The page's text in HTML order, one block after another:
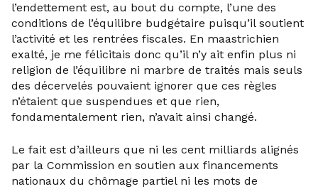
l’endettement est, au bout du compte, l’une des
conditions de l’équilibre budgétaire puisqu’il soutient
l’activité et les rentrées fiscales. En maastrichien
exalté, je me félicitais donc qu’il n’y ait enfin plus ni
religion de l’équilibre ni marbre de traités mais seuls
des décervelés pouvaient ignorer que ces règles
n’étaient que suspendues et que rien,
fondamentalement rien, n’avait ainsi changé.
Le fait est d’ailleurs que ni les cent milliards alignés
par la Commission en soutien aux financements
nationaux du chômage partiel ni les mots de